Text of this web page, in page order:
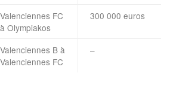
Valenciennes FC
à Olympiakos
300 000 euros
Valenciennes B à
Valenciennes FC
–